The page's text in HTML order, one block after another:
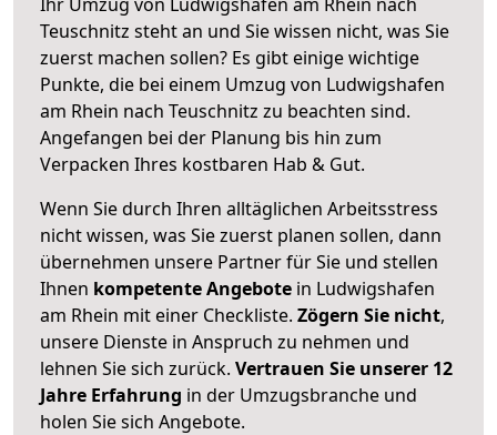
Teuschnitz steht an und Sie wissen nicht, was Sie
zuerst machen sollen? Es gibt einige wichtige
Punkte, die bei einem Umzug von Ludwigshafen
am Rhein nach Teuschnitz zu beachten sind.
Angefangen bei der Planung bis hin zum
Verpacken Ihres kostbaren Hab & Gut.
Wenn Sie durch Ihren alltäglichen Arbeitsstress
nicht wissen, was Sie zuerst planen sollen, dann
übernehmen unsere Partner für Sie und stellen
Ihnen kompetente Angebote in Ludwigshafen
am Rhein mit einer Checkliste. Zögern Sie nicht,
unsere Dienste in Anspruch zu nehmen und
lehnen Sie sich zurück. Vertrauen Sie unserer 12
Jahre Erfahrung in der Umzugsbranche und
holen Sie sich Angebote.